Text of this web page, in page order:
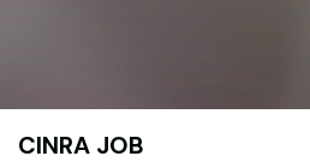
CINRA JOB